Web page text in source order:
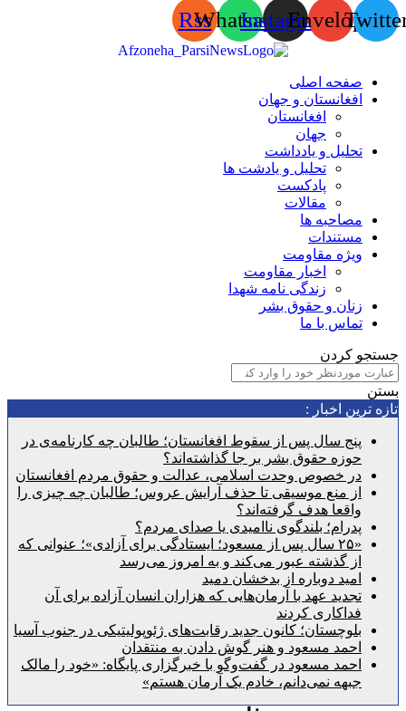
Instagram
Whatsapp
Rss
صفحه اصلی
افغانستان و جهان
افغانستان
جهان
تحلیل و یادداشت
تحلیل و یادشت ها
پادکست
مقالات
مصاحبه ها
مستندات
ویژه مقاومت
اخبار مقاومت
زندگی نامه شهدا
زنان و حقوق بشر
تماس با ما
کردن
اخبار :
پنج سال پس از سقوط افغانستان؛ طالبان چه کارنامه‌ی در
حوزه حقوق بشر بر جا گذاشته‌اند؟
در خصوص وحدت اسلامی، عدالت و حقوق مردم افغانستان
از منع موسیقی تا حذف آرایش عروس؛ طالبان چه چیزی را
واقعا هدف گرفته‌اند؟
پدرام؛ بلندگوی ناامیدی یا صدای مردم؟
«۲۵ سال پس از مسعود؛ ایستادگی برای آزادی»؛ عنوانی که
از گذشته عبور می‌کند و به امروز می‌رسد
امید دوباره از بدخشان دمید
تجدید عهد با آرمان‌هایی که هزاران انسان آزاده برای آن
فداکاری کردند
بلوچستان؛ کانون جدید رقابت‌های ژئوپولیتیکی در جنوب آسیا
احمد مسعود و هنر گوش دادن به منتقدان
احمد مسعود در گفت‌وگو با خبرگزاری پایگاه: «خود را مالک
جبهه نمی‌دانم، خادم یک آرمان هستم»